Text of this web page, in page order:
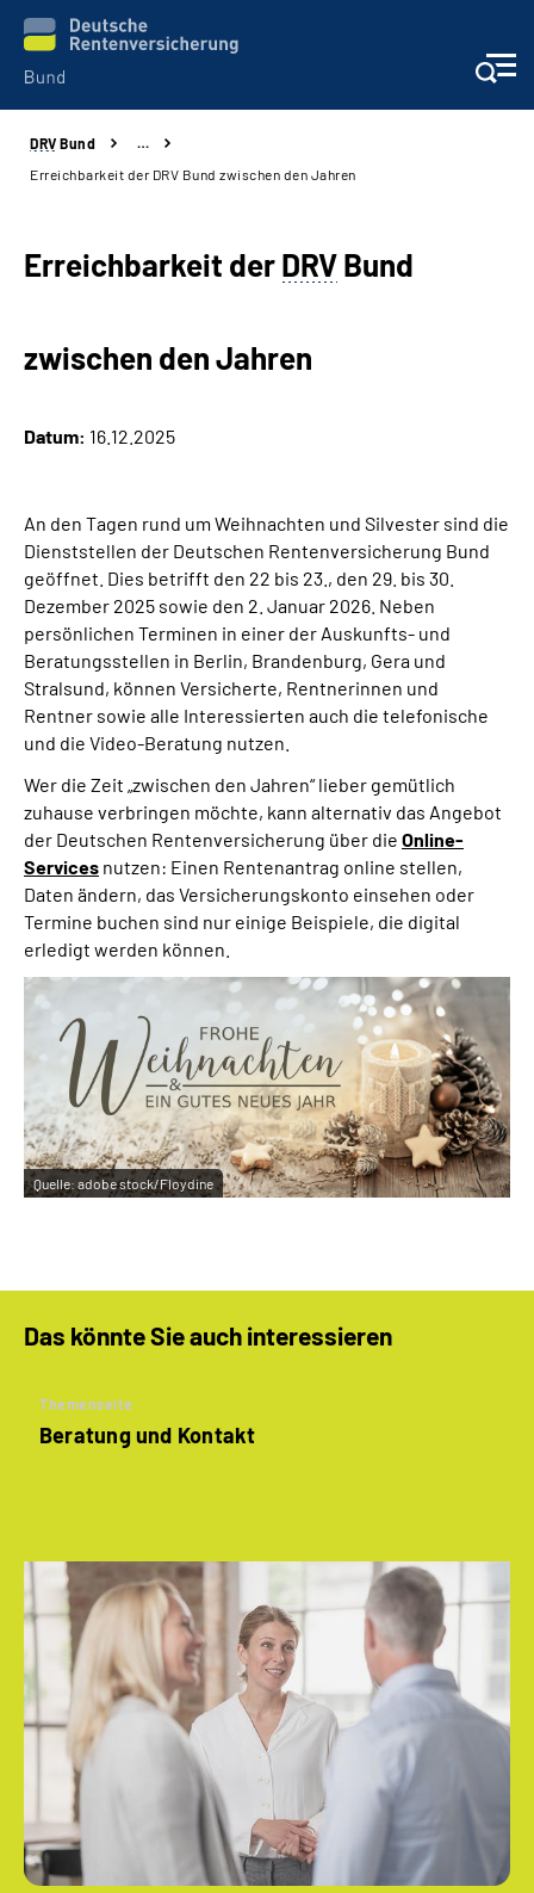
Beratung & Kontakt
Karriere
Inhalte in Gebärdensprache (DGS)
Leichte Sprache
Suche
Mein Kundenportal
DRV Bund
…
Erreichbarkeit der DRV Bund zwischen den Jahren
Erreichbarkeit derDRVBund
zwischen den Jahren
Datum: 16.12.2025
An den Tagen rund um Weihnachten und Silvester sind die
Dienststellen der Deutschen Rentenversicherung Bund
geöffnet. Dies betrifft den 22 bis 23., den 29. bis 30.
Dezember 2025 sowie den 2. Januar 2026. Neben
persönlichen Terminen in einer der Auskunfts- und
Beratungsstellen in Berlin, Brandenburg, Gera und
Stralsund, können Versicherte, Rentnerinnen und
Rentner sowie alle Interessierten auch die telefonische
und die Video-Beratung nutzen.
Wer die Zeit „zwischen den Jahren“ lieber gemütlich
zuhause verbringen möchte, kann alternativ das Angebot
der Deutschen Rentenversicherung über die Online-
Services nutzen: Einen Rentenantrag online stellen,
Daten ändern, das Versicherungskonto einsehen oder
Termine buchen sind nur einige Beispiele, die digital
erledigt werden können.
Quelle: adobe stock/Floydine
Das könnte Sie auch interessieren
Themenseite
Beratung und Kontakt